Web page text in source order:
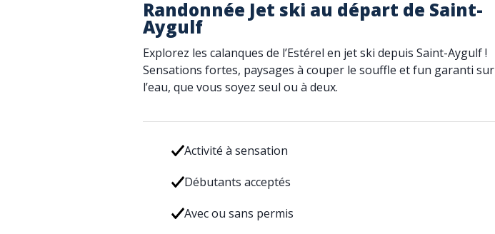
Randonnée Jet ski au départ de Saint-
Aygulf
Explorez les calanques de l’Estérel en jet ski depuis Saint-Aygulf !
Sensations fortes, paysages à couper le souffle et fun garanti sur
l’eau, que vous soyez seul ou à deux.
Activité à sensation
Débutants acceptés
Avec ou sans permis